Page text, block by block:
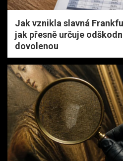
Jak vznikla slavná
jak přesně určuje
dovolenou